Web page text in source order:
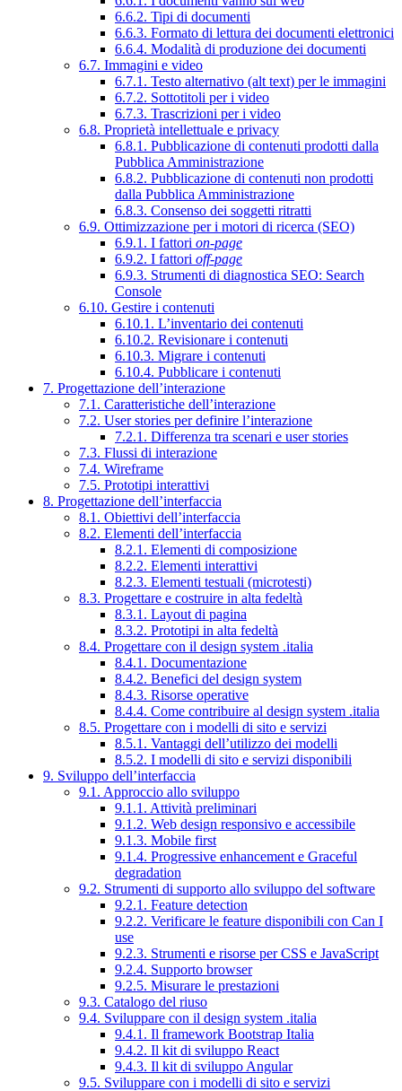
6.6.2. Tipi di documenti
6.6.3. Formato di lettura dei documenti elettronici
6.6.4. Modalità di produzione dei documenti
6.7. Immagini e video
6.7.1. Testo alternativo (alt text) per le immagini
6.7.2. Sottotitoli per i video
6.7.3. Trascrizioni per i video
6.8. Proprietà intellettuale e privacy
6.8.1. Pubblicazione di contenuti prodotti dalla
Pubblica Amministrazione
6.8.2. Pubblicazione di contenuti non prodotti
dalla Pubblica Amministrazione
6.8.3. Consenso dei soggetti ritratti
6.9. Ottimizzazione per i motori di ricerca (SEO)
6.9.1. I fattori on-page
6.9.2. I fattori off-page
6.9.3. Strumenti di diagnostica SEO: Search
Console
6.10. Gestire i contenuti
6.10.1. L’inventario dei contenuti
6.10.2. Revisionare i contenuti
6.10.3. Migrare i contenuti
6.10.4. Pubblicare i contenuti
7. Progettazione dell’interazione
7.1. Caratteristiche dell’interazione
7.2. User stories per definire l’interazione
7.2.1. Differenza tra scenari e user stories
7.3. Flussi di interazione
7.4. Wireframe
7.5. Prototipi interattivi
8. Progettazione dell’interfaccia
8.1. Obiettivi dell’interfaccia
8.2. Elementi dell’interfaccia
8.2.1. Elementi di composizione
8.2.2. Elementi interattivi
8.2.3. Elementi testuali (microtesti)
8.3. Progettare e costruire in alta fedeltà
8.3.1. Layout di pagina
8.3.2. Prototipi in alta fedeltà
8.4. Progettare con il design system .italia
8.4.1. Documentazione
8.4.2. Benefici del design system
8.4.3. Risorse operative
8.4.4. Come contribuire al design system .italia
8.5. Progettare con i modelli di sito e servizi
8.5.1. Vantaggi dell’utilizzo dei modelli
8.5.2. I modelli di sito e servizi disponibili
9. Sviluppo dell’interfaccia
9.1. Approccio allo sviluppo
9.1.1. Attività preliminari
9.1.2. Web design responsivo e accessibile
9.1.3. Mobile first
9.1.4. Progressive enhancement e Graceful
degradation
9.2. Strumenti di supporto allo sviluppo del software
9.2.1. Feature detection
9.2.2. Verificare le feature disponibili con Can I
use
9.2.3. Strumenti e risorse per CSS e JavaScript
9.2.4. Supporto browser
9.2.5. Misurare le prestazioni
9.3. Catalogo del riuso
9.4. Sviluppare con il design system .italia
9.4.1. Il framework Bootstrap Italia
9.4.2. Il kit di sviluppo React
9.4.3. Il kit di sviluppo Angular
9.5. Sviluppare con i modelli di sito e servizi